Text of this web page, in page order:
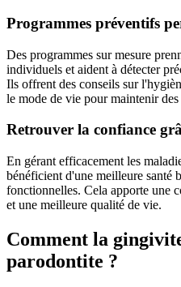
Programmes préventifs
Des programmes sur mesure
individuels et aident à détecter
Ils offrent des conseils sur
le mode de vie pour maintenir des
Retrouver la confiance
En gérant efficacement les
bénéficient d'une meilleure santé
fonctionnelles. Cela apporte une
et une meilleure qualité de vie.
Comment la
parodontite ?